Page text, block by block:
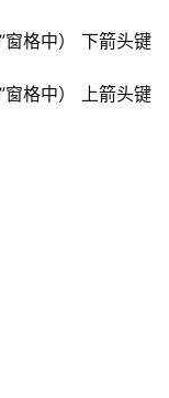
窗格中） 下箭头键
窗格中） 上箭头键